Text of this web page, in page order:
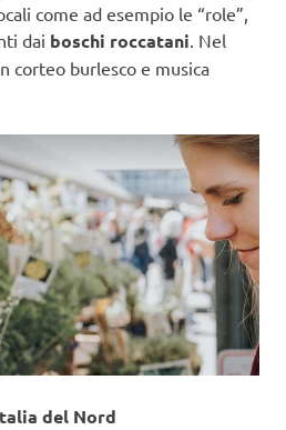
come ad esempio le “role”,
dai boschi roccatani. Nel
corteo burlesco e musica
del Nord